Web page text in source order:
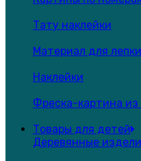
Тату наклейки
Материал для лепки
Наклейки
Фреска-картина из
Товары для детей
Деревянные